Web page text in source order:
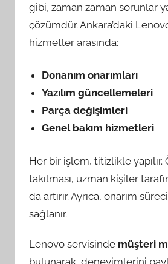
gibi, zaman zaman sorunlar
çözümdür. Ankara’daki
hizmetler arasında:
Donanım onarımları
Yazılım güncellemeleri
Parça değişimleri
Genel bakım hizmetleri
Her bir işlem, titizlikle
takılması, uzman kişiler
da artırır. Ayrıca, onarım
sağlanır.
Lenovo servisinde müşteri
bulunarak, deneyimlerini